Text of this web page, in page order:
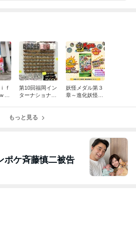
ｆ
第10回福岡イン
ターナショナ
しました！
妖怪メダル第３
章～進化妖怪の
もっと見る
ポケ斉藤慎二被告